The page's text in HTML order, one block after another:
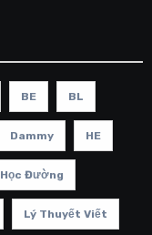
BE BL
Dammy HE
Học Đường
Lý Thuyết Viết